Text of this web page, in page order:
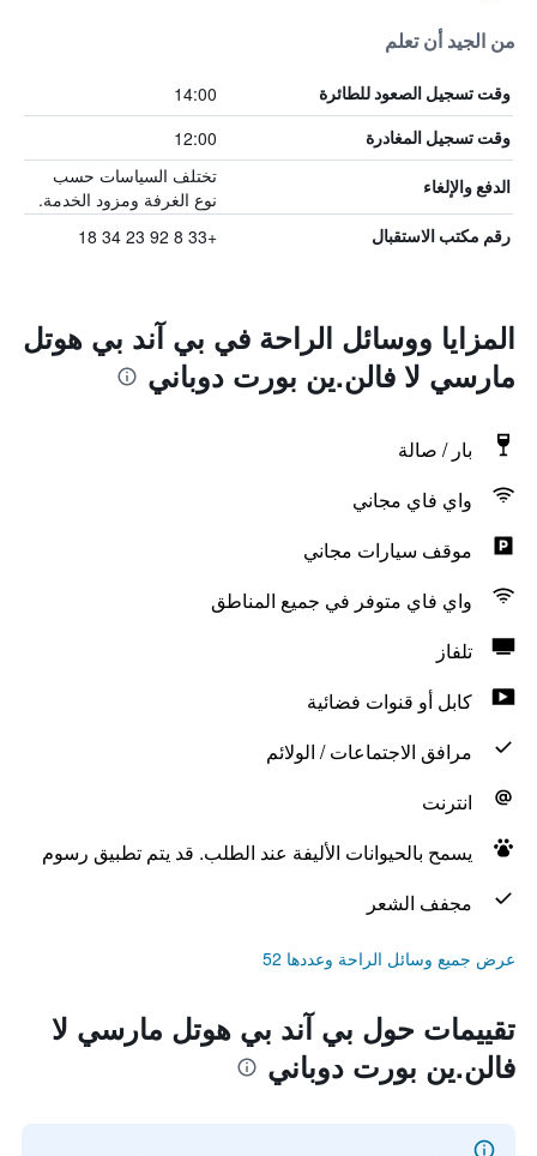
من الجيد أن تعلم
وقت تسجيل الصعود للطائرة 14:00
وقت تسجيل المغادرة 12:00
الدفع والإلغاء
تختلف السياسات حسب
نوع الغرفة ومزود الخدمة.
رقم مكتب الاستقبال +33 8 92 23 34 18
المزايا ووسائل الراحة في بي آند بي هوتل
مارسي لا فالن.ين بورت دوباني
بار / صالة
واي فاي مجاني
موقف سيارات مجاني
واي فاي متوفر في جميع المناطق
تلفاز
كابل أو قنوات فضائية
مرافق الاجتماعات / الولائم
انترنت
يسمح بالحيوانات الأليفة عند الطلب. قد يتم تطبيق رسوم
مجفف الشعر
عرض جميع وسائل الراحة وعددها 52
تقييمات حول بي آند بي هوتل مارسي لا
فالن.ين بورت دوباني